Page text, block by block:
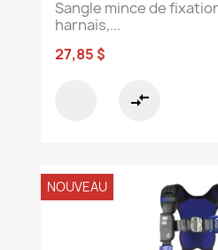
Sangle mince de
harnais,...
27,85 $
compare_arrows
NOUVEAU